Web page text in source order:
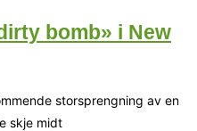
bomb» i New
storsprengning av en
skje midt